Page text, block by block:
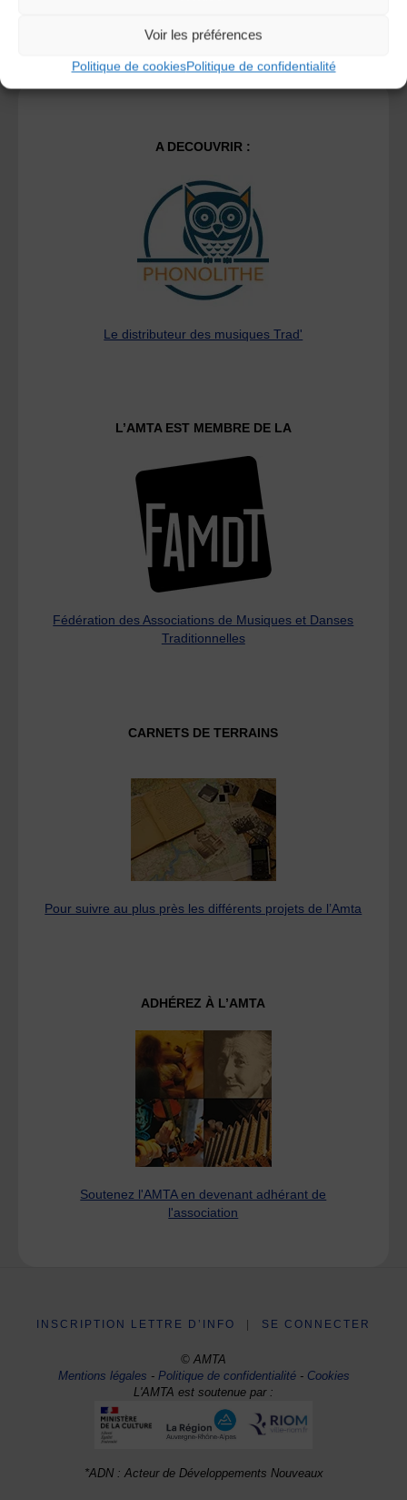
Voir les préférences
Politique de cookiesPolitique de confidentialité
A DECOUVRIR :
Le distributeur des musiques Trad'
L’AMTA EST MEMBRE DE LA
Fédération des Associations de Musiques et Danses
Traditionnelles
CARNETS DE TERRAINS
Pour suivre au plus près les différents projets de l’Amta
ADHÉREZ À L’AMTA
Soutenez l'AMTA en devenant adhérant de
l'association
INSCRIPTION LETTRE D’INFO SE CONNECTER
© AMTA
Mentions légales -Politique de confidentialité- Cookies
L'AMTA est soutenue par :
*ADN : Acteur de Développements Nouveaux